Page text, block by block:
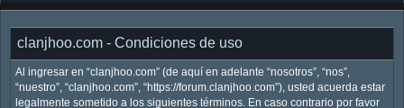
clanjhoo.com - Condiciones de uso
Al ingresar en “clanjhoo.com” (de aquí en adelante “nosotros”, “nos”,
“nuestro”, “clanjhoo.com”, “https://forum.clanjhoo.com”), usted acuerda estar
legalmente sometido a los siguientes términos. En caso contrario por favor